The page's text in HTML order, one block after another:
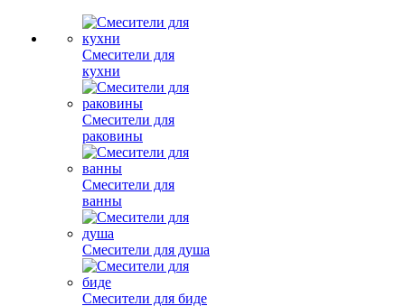
Смесители для
кухни
Смесители для
раковины
Смесители для
ванны
Смесители для душа
Смесители для биде